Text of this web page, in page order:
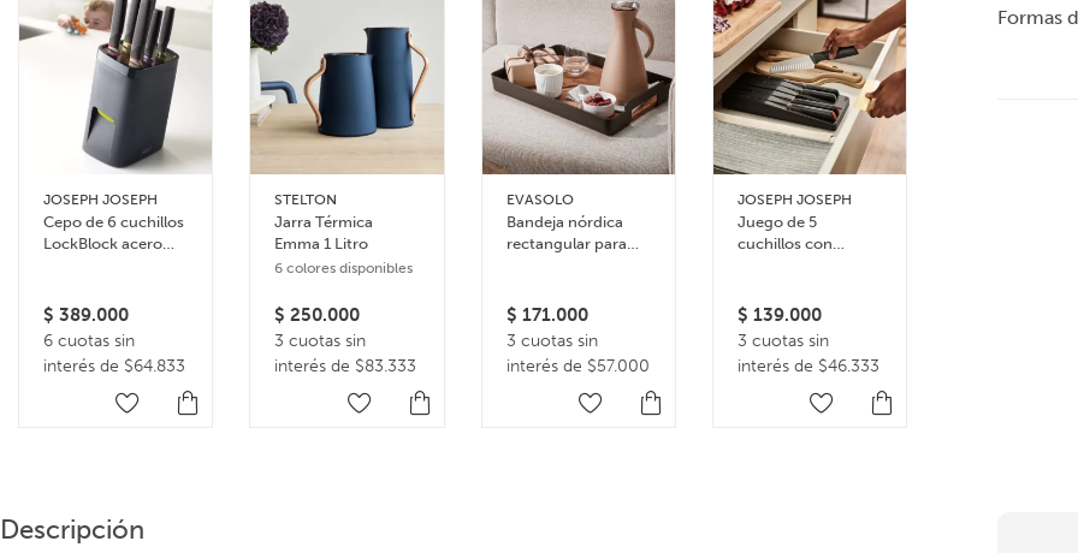
JOSEPH JOSEPH
Cepo de 6 cuchillos
LockBlock acero
$ 389.000
6 cuotas sin
interés de $64.833
STELTON
Jarra Térmica
Emma 1 Litro
6 colores disponibles
$ 250.000
3 cuotas sin
interés de $83.333
EVASOLO
Bandeja nórdica
rectangular para
$ 171.000
3 cuotas sin
interés de $57.000
JOSEPH JOSEPH
Juego de 5
cuchillos con
para cajón Elevate
$ 139.000
3 cuotas sin
interés de $46.333
Formas
Descripción